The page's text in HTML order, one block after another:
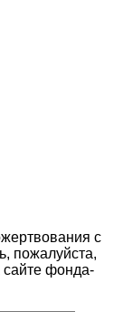
с
пожалуйста,
фонда-